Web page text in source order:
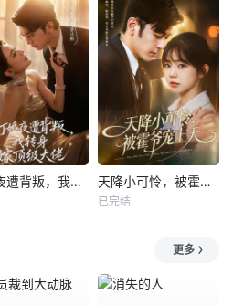
订婚夜遭背叛，我转身嫁顶级大佬 天降小可怜，被霍爷宠上天
已完结
更多